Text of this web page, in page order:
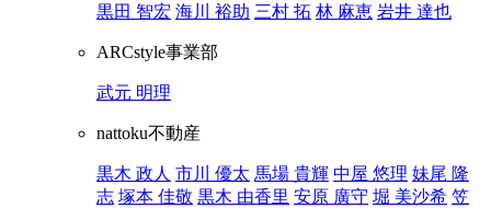
黒田 智宏 海川 裕助 三村 拓 林 麻恵 岩井 達也
ARCstyle事業部
武元 明理
nattoku不動産
黒木 政人 市川 優太 馬場 貴輝 中屋 悠理 妹尾 隆
志 塚本 佳敬 黒木 由香里 安原 廣守 堀 美沙希 笠